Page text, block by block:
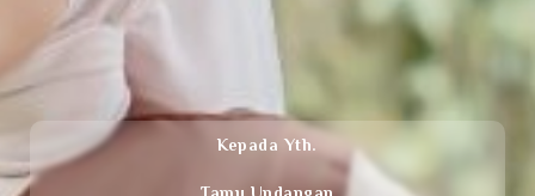
Kepada Yth.
Tamu Undangan